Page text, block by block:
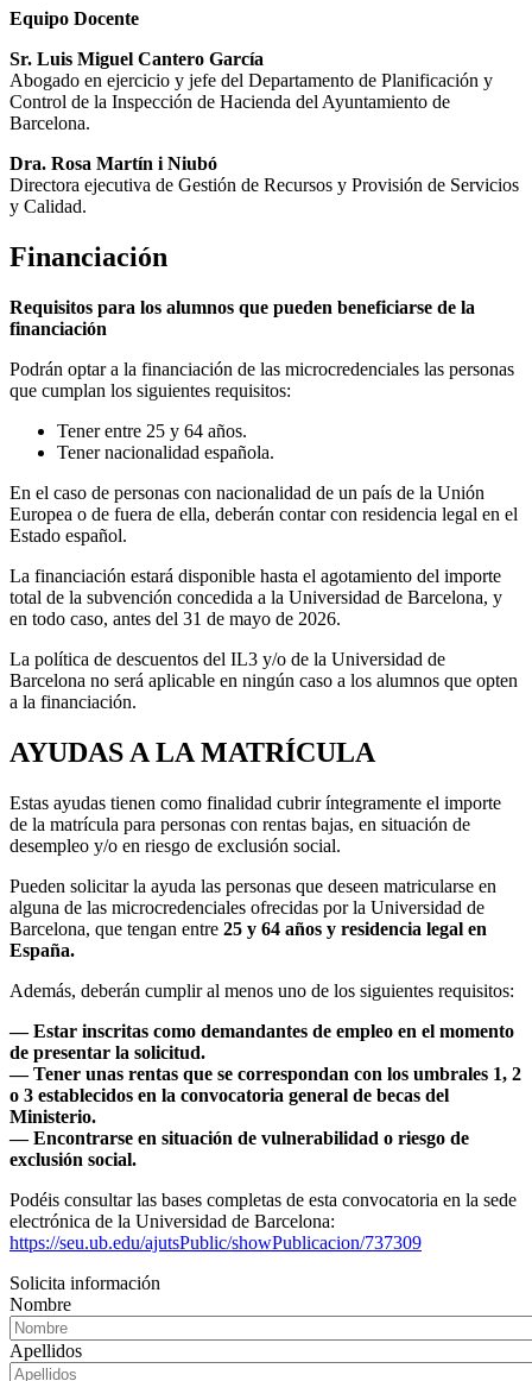
Equipo Docente
Sr. Luis Miguel Cantero García
Abogado en ejercicio y jefe del Departamento de Planificación y
Control de la Inspección de Hacienda del Ayuntamiento de
Barcelona.
Dra. Rosa Martín i Niubó
Directora ejecutiva de Gestión de Recursos y Provisión de Servicios
y Calidad.
Financiación
Requisitos para los alumnos que pueden beneficiarse de la
financiación
Podrán optar a la financiación de las microcredenciales las personas
que cumplan los siguientes requisitos:
Tener entre 25 y 64 años.
Tener nacionalidad española.
En el caso de personas con nacionalidad de un país de la Unión
Europea o de fuera de ella, deberán contar con residencia legal en el
Estado español.
La financiación estará disponible hasta el agotamiento del importe
total de la subvención concedida a la Universidad de Barcelona, y
en todo caso, antes del 31 de mayo de 2026.
La política de descuentos del IL3 y/o de la Universidad de
Barcelona no será aplicable en ningún caso a los alumnos que opten
a la financiación.
AYUDAS A LA MATRÍCULA
Estas ayudas tienen como finalidad cubrir íntegramente el importe
de la matrícula para personas con rentas bajas, en situación de
desempleo y/o en riesgo de exclusión social.
Pueden solicitar la ayuda las personas que deseen matricularse en
alguna de las microcredenciales ofrecidas por la Universidad de
Barcelona, que tengan entre 25 y 64 años y residencia legal en
España.
Además, deberán cumplir al menos uno de los siguientes requisitos:
— Estar inscritas como demandantes de empleo en el momento
de presentar la solicitud.
— Tener unas rentas que se correspondan con los umbrales 1, 2
o 3 establecidos en la convocatoria general de becas del
Ministerio.
— Encontrarse en situación de vulnerabilidad o riesgo de
exclusión social.
Podéis consultar las bases completas de esta convocatoria en la sede
electrónica de la Universidad de Barcelona:
https://seu.ub.edu/ajutsPublic/showPublicacion/737309
Solicita información
Nombre
Apellidos